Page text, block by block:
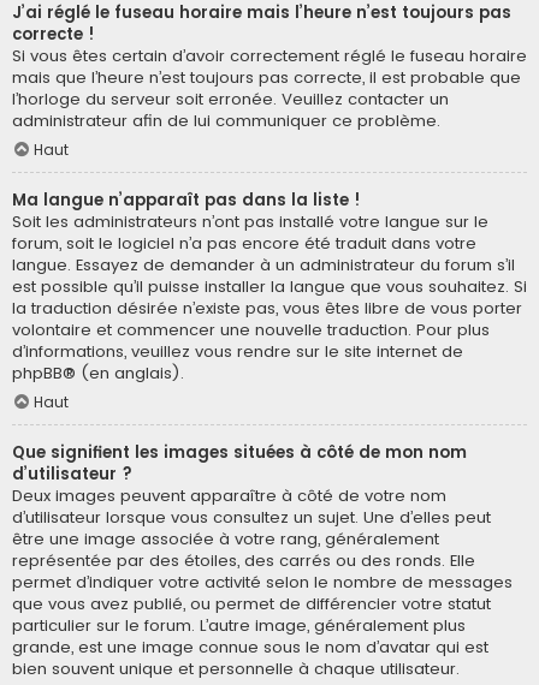
J’ai réglé le fuseau horaire mais l’heure n’est toujours pas
correcte !
Si vous êtes certain d’avoir correctement réglé le fuseau horaire
mais que l’heure n’est toujours pas correcte, il est probable que
l’horloge du serveur soit erronée. Veuillez contacter un
administrateur afin de lui communiquer ce problème.
Haut
Ma langue n’apparaît pas dans la liste !
Soit les administrateurs n’ont pas installé votre langue sur le
forum, soit le logiciel n’a pas encore été traduit dans votre
langue. Essayez de demander à un administrateur du forum s’il
est possible qu’il puisse installer la langue que vous souhaitez. Si
la traduction désirée n’existe pas, vous êtes libre de vous porter
volontaire et commencer une nouvelle traduction. Pour plus
d’informations, veuillez vous rendre sur le site internet de
phpBB® (en anglais).
Haut
Que signifient les images situées à côté de mon nom
d’utilisateur ?
Deux images peuvent apparaître à côté de votre nom
d’utilisateur lorsque vous consultez un sujet. Une d’elles peut
être une image associée à votre rang, généralement
représentée par des étoiles, des carrés ou des ronds. Elle
permet d’indiquer votre activité selon le nombre de messages
que vous avez publié, ou permet de différencier votre statut
particulier sur le forum. L’autre image, généralement plus
grande, est une image connue sous le nom d’avatar qui est
bien souvent unique et personnelle à chaque utilisateur.